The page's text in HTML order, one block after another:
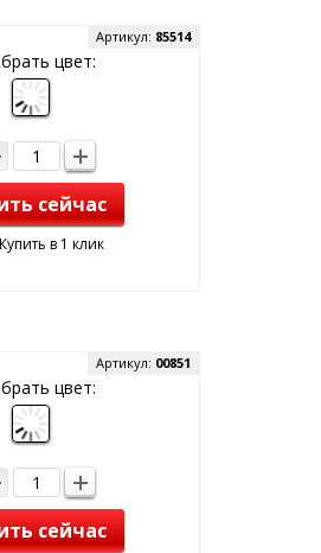
Артикул: 85514
цвет:
сейчас
Купить в 1 клик
Артикул: 00851
цвет:
сейчас